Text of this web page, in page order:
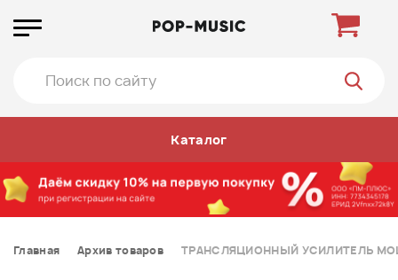
Каталог
Главная Архив товаров ТРАНСЛЯЦИОННЫЙ УСИЛИТЕЛЬ